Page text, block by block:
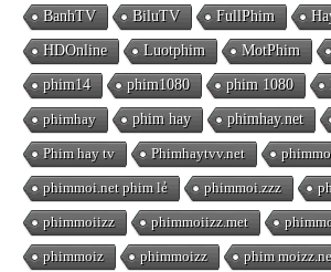
BanhTV BiluTV FullPhim
HDOnline Luotphim MotPhim
phim14 phim1080 phim 1080
phimhay phim hay phimhay.net
Phim hay tv Phimhaytvv.net
phimmoi.net phim lẻ phimmoi.zzz
phimmoiizz phimmoiizz.met
phimmoiz phimmoizz phim